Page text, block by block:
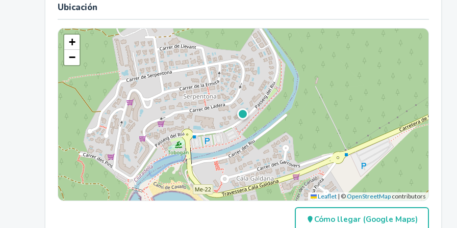
Ubicación
+
−
Leaflet | ©OpenStreetMap contributors
Cómo llegar (Google Maps)